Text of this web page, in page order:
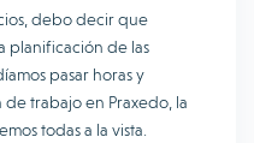
debo decir que
planificación de las
pasar horas y
trabajo en Praxedo, la
todas a la vista.